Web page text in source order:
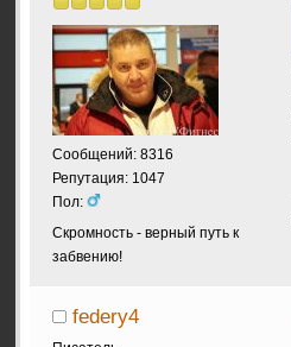
Сообщений: 8316
Репутация: 1047
Пол:
Скромность - верный путь к
забвению!
federy4